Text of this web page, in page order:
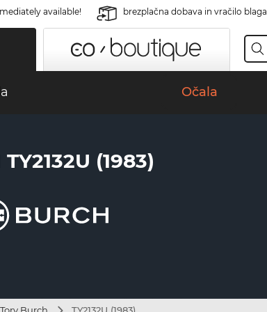
available! brezplačna dobava in vračilo blaga
Očala
(1983)